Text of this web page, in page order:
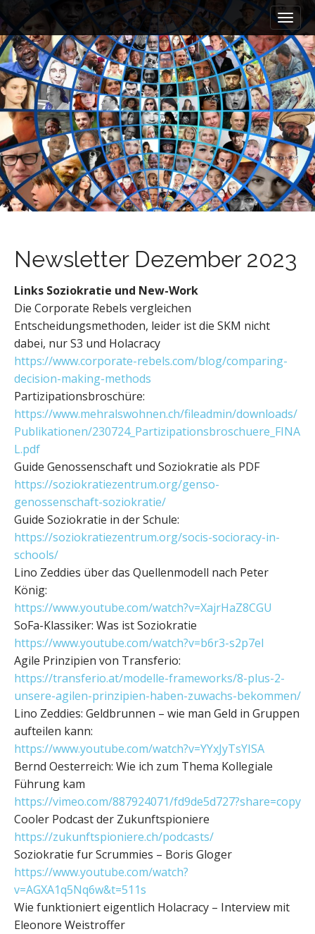
a
i
n
m
e
n
u
k
i
p
t
o
c
o
t
e
n
t
Newsletter Dezember 2023
Links Soziokratie und New-Work
Die Corporate Rebels vergleichen
Entscheidungsmethoden, leider ist die SKM nicht
dabei, nur S3 und Holacracy
https://www.corporate-rebels.com/blog/comparing-
decision-making-methods
Partizipationsbroschüre:
https://www.mehralswohnen.ch/fileadmin/downloads/
Publikationen/230724_Partizipationsbroschuere_FINA
L.pdf
Guide Genossenschaft und Soziokratie als PDF
https://soziokratiezentrum.org/genso-
genossenschaft-soziokratie/
Guide Soziokratie in der Schule:
https://soziokratiezentrum.org/socis-socioracy-in-
schools/
Lino Zeddies über das Quellenmodell nach Peter
König:
https://www.youtube.com/watch?v=XajrHaZ8CGU
SoFa-Klassiker: Was ist Soziokratie
https://www.youtube.com/watch?v=b6r3-s2p7eI
Agile Prinzipien von Transferio:
https://transferio.at/modelle-frameworks/8-plus-2-
unsere-agilen-prinzipien-haben-zuwachs-bekommen/
Lino Zeddies: Geldbrunnen – wie man Geld in Gruppen
aufteilen kann:
https://www.youtube.com/watch?v=YYxJyTsYISA
Bernd Oesterreich: Wie ich zum Thema Kollegiale
Führung kam
https://vimeo.com/887924071/fd9de5d727?share=copy
Cooler Podcast der Zukunftspioniere
https://zukunftspioniere.ch/podcasts/
Soziokratie fur Scrummies – Boris Gloger
https://www.youtube.com/watch?
v=AGXA1q5Nq6w&t=511s
Wie funktioniert eigentlich Holacracy – Interview mit
Eleonore Weistroffer